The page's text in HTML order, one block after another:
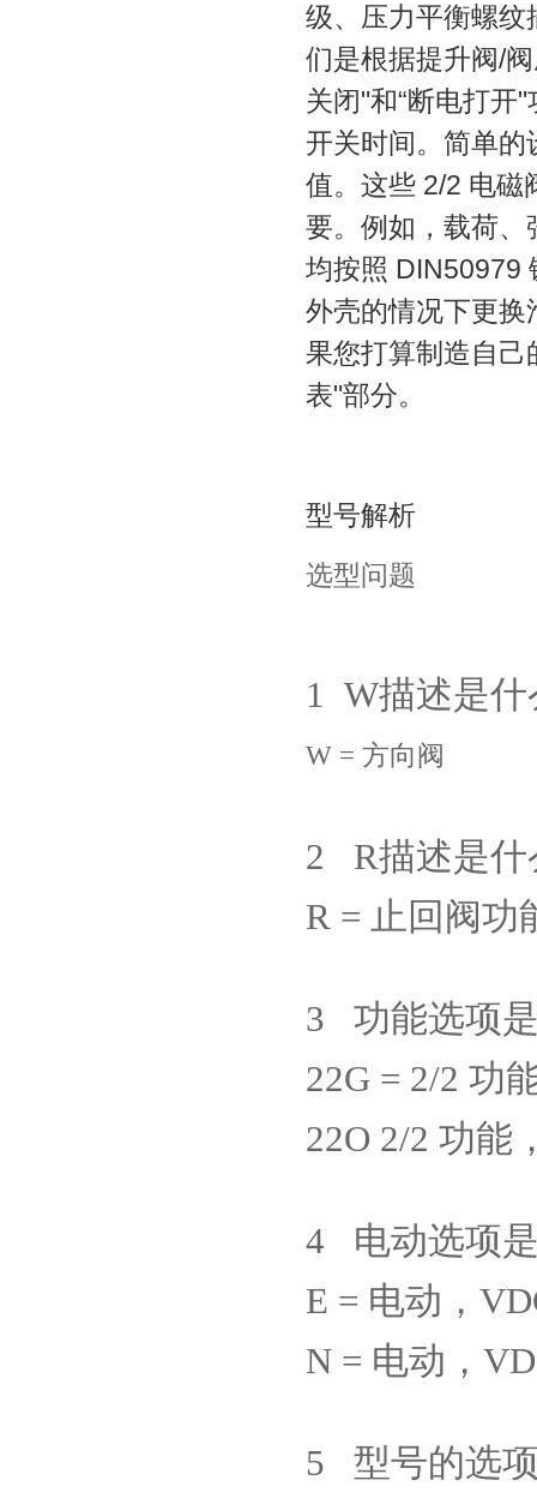
级、压力平衡螺纹
们是根据提升阀/
关闭"和“断电打开"
开关时间。简单的
值。这些 2/2 电磁
要。例如，载荷、
均按照 DIN50979
外壳的情况下更换
果您打算制造自己
表"部分。
型号解析
选型问题
1 W描述是什
W = 方向阀
2 R描述是什
R = 止回阀功
3 功能选项
22G = 2/2 功
22O 2/2 功能
4 电动选项
E = 电动，
N = 电动，
5 型号的选